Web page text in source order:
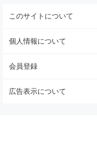
このサイトについて
個人情報について
会員登録
広告表示について